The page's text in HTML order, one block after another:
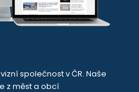
společnost v ČR. Naše
z měst a obcí